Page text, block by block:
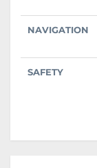
NAVIGATION
SAFETY